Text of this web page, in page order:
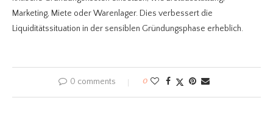
Marketing, Miete oder Warenlager. Dies verbessert die
Liquiditätssituation in der sensiblen Gründungsphase erheblich.
0 comments 0